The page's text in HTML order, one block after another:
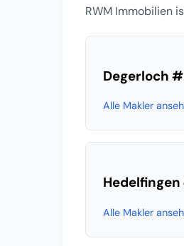
RWM Immobilien
Degerloch
Alle Makler
Hedelfingen
Alle Makler